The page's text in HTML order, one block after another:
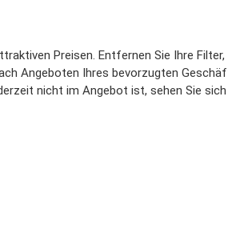
Preisen. Entfernen Sie Ihre Filter,
Angeboten Ihres bevorzugten
nicht im Angebot ist, sehen Sie sich